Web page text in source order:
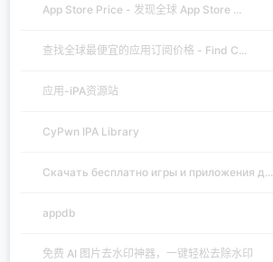
App Store Price - 发现全球 App Store ...
查找全球最便宜的应用订阅价格 - Find C...
应用-iPA资源站
CyPwn IPA Library
Скачать бесплатно игры и приложения д...
appdb
免费 AI 图片去水印神器，一键轻松去除水印